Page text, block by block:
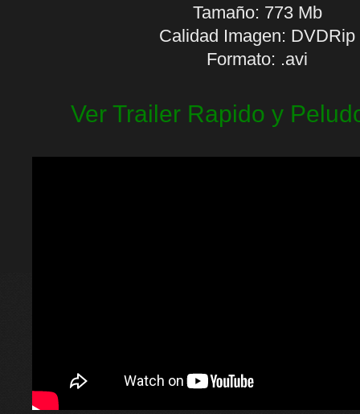
Tamaño: 773 Mb
Calidad Imagen: DVDRip
Formato: .avi
Ver Trailer Rapido y